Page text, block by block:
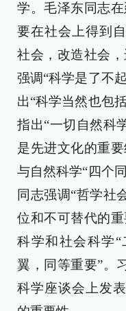
学。毛泽东同志
要在社会上得到
社会，改造社会
强调“科学是了不
出“科学当然也包
指出“一切自然科
是先进文化的重
与自然科学“四个
同志强调“哲学社
位和不可替代的
科学和社会科学
翼，同等重要”。
科学座谈会上发